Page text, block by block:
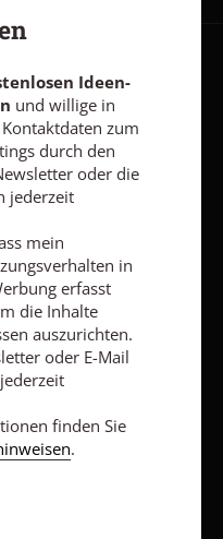
Barrierefreiheit
Abo online kündigen
Ideen-
und willige in
zum
durch den
oder die
jederzeit
mein
in
erfasst
die Inhalte
auszurichten.
oder E-Mail
finden Sie
.